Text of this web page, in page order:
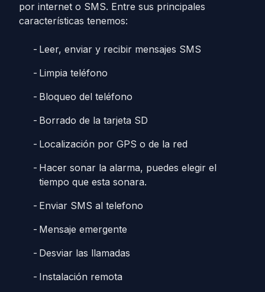
por internet o SMS. Entre sus principales
características tenemos:
Leer, enviar y recibir mensajes SMS
Limpia teléfono
Bloqueo del teléfono
Borrado de la tarjeta SD
Localización por GPS o de la red
Hacer sonar la alarma, puedes elegir el
tiempo que esta sonara.
Enviar SMS al telefono
Mensaje emergente
Desviar las llamadas
Instalación remota